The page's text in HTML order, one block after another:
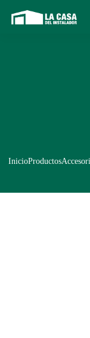
InicioProductos